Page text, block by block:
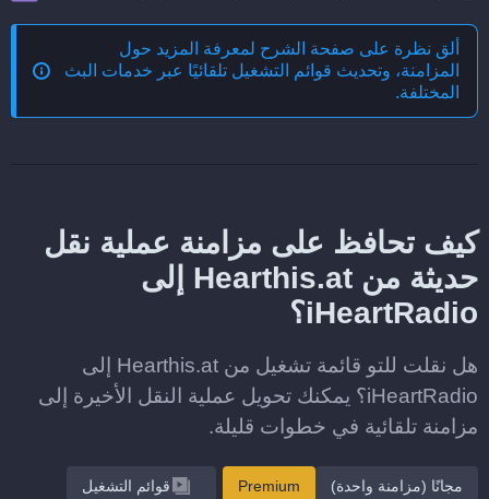
ألق نظرة على صفحة الشرح لمعرفة المزيد حول
المزامنة، وتحديث قوائم التشغيل تلقائيًا عبر خدمات البث
المختلفة.
كيف تحافظ على مزامنة عملية نقل
حديثة من Hearthis.at إلى
iHeartRadio؟
هل نقلت للتو قائمة تشغيل من Hearthis.at إلى
iHeartRadio؟ يمكنك تحويل عملية النقل الأخيرة إلى
مزامنة تلقائية في خطوات قليلة.
مجانًا (مزامنة واحدة) Premium قوائم التشغيل